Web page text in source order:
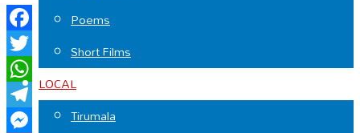
Poems
Short Films
LOCAL
Tirumala
Facebook
Twitter
WhatsApp
Telegram